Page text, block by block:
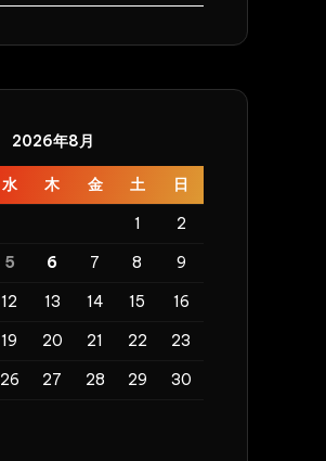
2026年8月
水 木 金 土
日
1
2
5 6 7 8
9
12 13 14 15
16
19 20 21 22
23
26 27 28 29
30